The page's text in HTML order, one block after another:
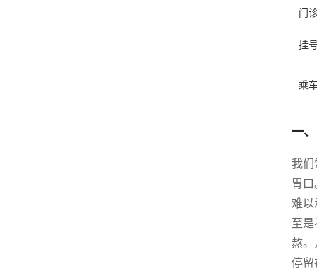
门
挂
乘
一
我们
胃
难
至
熬
停留